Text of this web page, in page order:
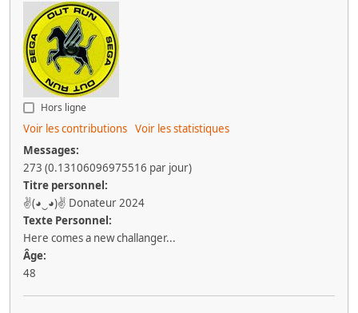
Hors ligne
Voir les contributions Voir les statistiques
Messages:
273 (0.13106096975516 par jour)
Titre personnel:
✌(◕‿◕)✌ Donateur 2024
Texte Personnel:
Here comes a new challanger...
Âge:
48